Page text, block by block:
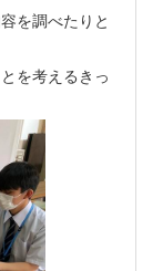
を調べたりと
を考えるきっ